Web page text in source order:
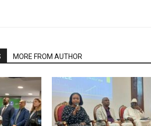
MORE FROM AUTHOR